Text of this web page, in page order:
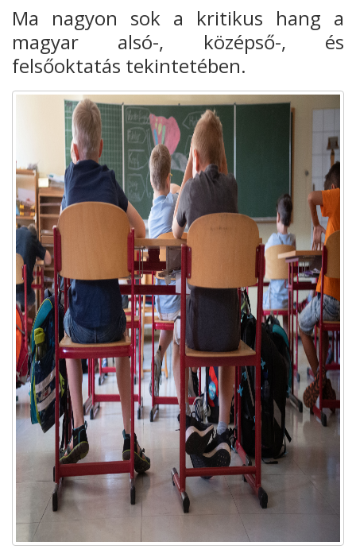
Ma nagyon sok a kritikus hang a
magyar alsó-, középső-, és
felsőoktatás tekintetében.